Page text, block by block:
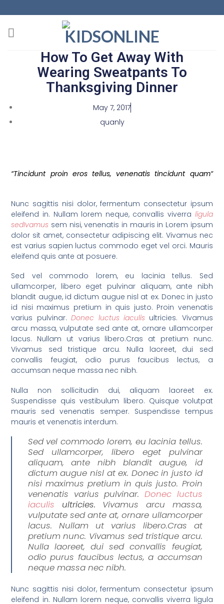
How To Get Away With
Wearing Sweatpants To
Thanksgiving Dinner
May 7, 2017
quanly
“Tincidunt proin eros tellus, venenatis tincidunt quam“
Nunc sagittis nisi dolor, fermentum consectetur ipsum
eleifend in. Nullam lorem neque, convallis viverra ligula
sedIvamus sem nisi, venenatis in mauris in Lorem ipsum
dolor sit amet, consectetur adipiscing elit. Vivamus nec
est varius sapien luctus commodo eget vel orci. Mauris
eleifend quis ante at posuere.
Sed vel commodo lorem, eu lacinia tellus. Sed
ullamcorper, libero eget pulvinar aliquam, ante nibh
blandit augue, id dictum augue nisl at ex. Donec in justo
id nisi maximus pretium in quis justo. Proin venenatis
varius pulvinar.Donec luctus iaculis ultricies. Vivamus
arcu massa, vulputate sed ante at, ornare ullamcorper
lacus. Nullam ut varius libero.Cras at pretium nunc.
Vivamus sed tristique arcu. Nulla laoreet, dui sed
convallis feugiat, odio purus faucibus lectus, a
accumsan neque massa nec nibh.
Nulla non sollicitudin dui, aliquam laoreet ex.
Suspendisse quis vestibulum libero. Quisque volutpat
mauris sed venenatis semper. Suspendisse tempus
mauris et venenatis interdum.
Sed vel commodo lorem, eu lacinia tellus.
Sed ullamcorper, libero eget pulvinar
aliquam, ante nibh blandit augue, id
dictum augue nisl at ex. Donec in justo id
nisi maximus pretium in quis justo. Proin
venenatis varius pulvinar. Donec luctus
iaculis ultricies. Vivamus arcu massa,
vulputate sed ante at, ornare ullamcorper
lacus. Nullam ut varius libero.Cras at
pretium nunc. Vivamus sed tristique arcu.
Nulla laoreet, dui sed convallis feugiat,
odio purus faucibus lectus, a accumsan
neque massa nec nibh.
Nunc sagittis nisi dolor, fermentum consectetur ipsum
eleifend in. Nullam lorem neque, convallis viverra ligula